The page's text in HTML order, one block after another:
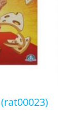
(rat00023)